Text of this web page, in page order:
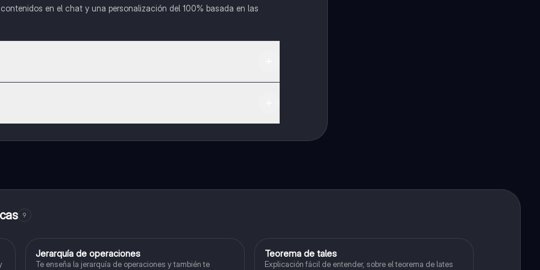
en el chat y una personalización del 100% basada en las
que te permitirá acceder a determinadas funciones.
9
Matemáticas
Jerarquía de operaciones
Te enseña la jerarquía de operaciones y también te
Matemáticas
Teorema de tales
Explicación fácil de entender, sobre el teorema de lates